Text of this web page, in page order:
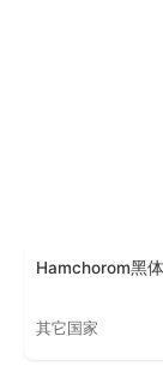
Hamchorom黑
其它国家